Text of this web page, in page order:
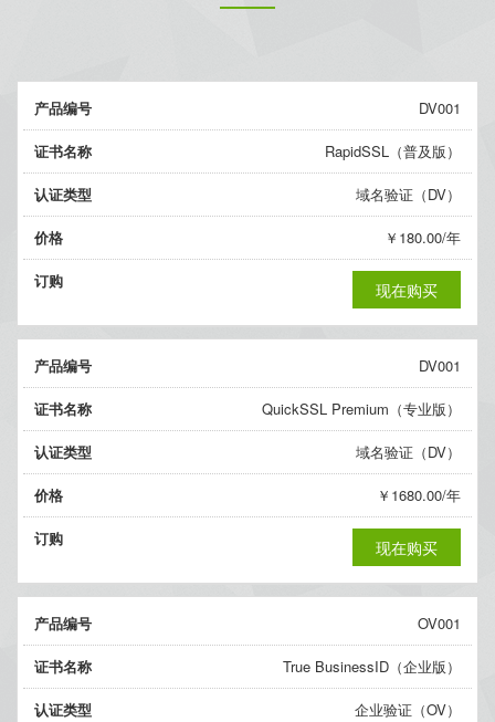
产品编号 DV001
证书名称 RapidSSL（普及版）
认证类型 域名验证（DV）
价格 ￥180.00/年
订购 现在购买
产品编号 DV001
证书名称 QuickSSL Premium（专业版）
认证类型 域名验证（DV）
价格 ￥1680.00/年
订购 现在购买
产品编号 OV001
证书名称 True BusinessID（企业版）
认证类型 企业验证（OV）